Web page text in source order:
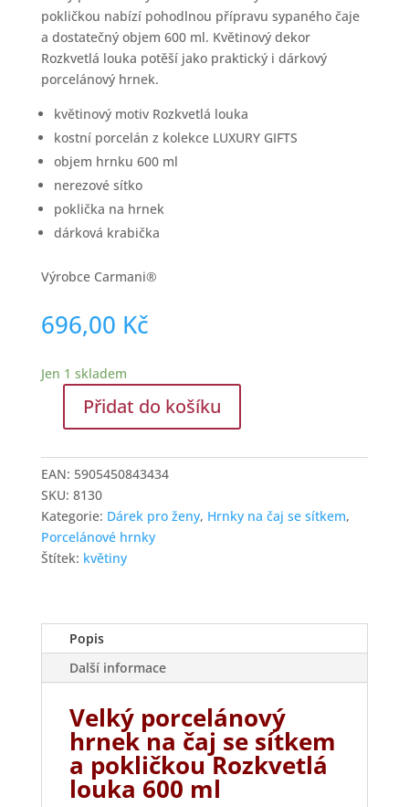
pokličkou nabízí pohodlnou přípravu sypaného čaje
a dostatečný objem 600 ml. Květinový dekor
Rozkvetlá louka potěší jako praktický i dárkový
porcelánový hrnek.
květinový motiv Rozkvetlá louka
kostní porcelán z kolekce LUXURY GIFTS
objem hrnku 600 ml
nerezové sítko
poklička na hrnek
dárková krabička
Výrobce Carmani®
696,00 Kč
Jen 1 skladem
hrnek
na
čaj
se
sítkem
a
louka
Přidat do košíku
EAN: 5905450843434
SKU: 8130
Kategorie: Dárek pro ženy, Hrnky na čaj se sítkem,
Porcelánové hrnky
Štítek: květiny
Popis
Další informace
Velký porcelánový
hrnek na čaj se sítkem
a pokličkou Rozkvetlá
louka 600 ml